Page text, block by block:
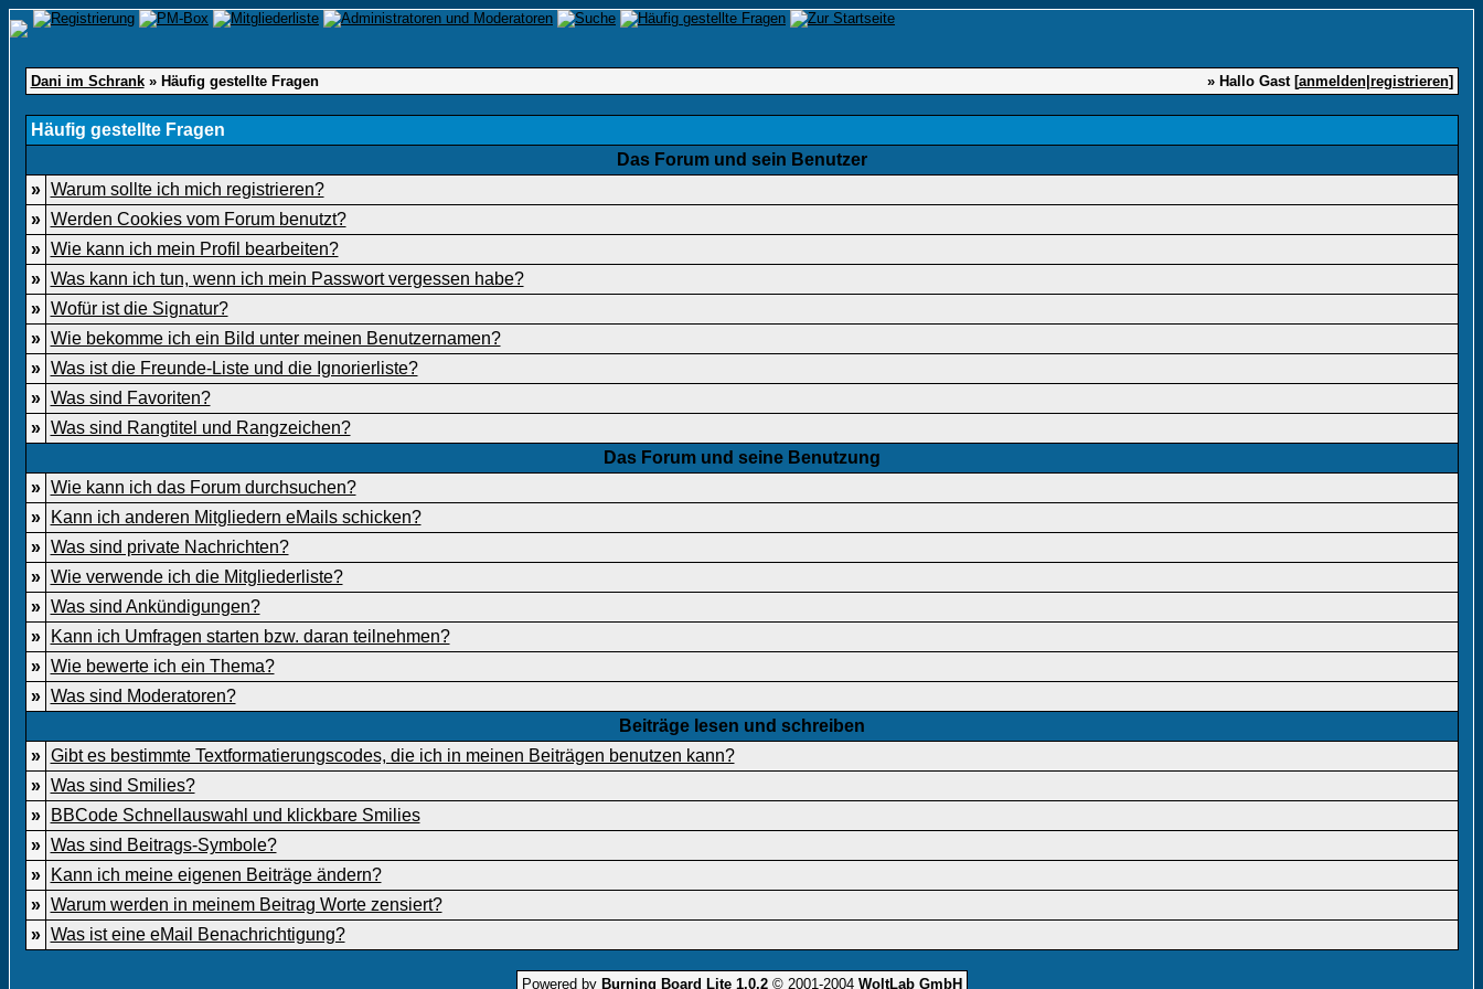
Dani im Schrank» Häufig gestellte Fragen » Hallo Gast [anmelden| registrieren]
Häufig gestellte Fragen
Das Forum und sein Benutzer
» Warum sollte ich mich registrieren?
» Werden Cookies vom Forum benutzt?
» Wie kann ich mein Profil bearbeiten?
» Was kann ich tun, wenn ich mein Passwort vergessen habe?
» Wofür ist die Signatur?
» Wie bekomme ich ein Bild unter meinen Benutzernamen?
» Was ist die Freunde-Liste und die Ignorierliste?
» Was sind Favoriten?
» Was sind Rangtitel und Rangzeichen?
Das Forum und seine Benutzung
» Wie kann ich das Forum durchsuchen?
»
Kann ich anderen Mitgliedern eMails schicken?
» Was sind private Nachrichten?
» Wie verwende ich die Mitgliederliste?
» Was sind Ankündigungen?
»
Kann ich Umfragen starten bzw. daran teilnehmen?
» Wie bewerte ich ein Thema?
» Was sind Moderatoren?
Beiträge lesen und schreiben
» Gibt es bestimmte Textformatierungscodes, die ich in meinen Beiträgen benutzen kann?
» Was sind Smilies?
»
BBCode Schnellauswahl und klickbare Smilies
» Was sind Beitrags-Symbole?
»
Kann ich meine eigenen Beiträge ändern?
» Warum werden in meinem Beitrag Worte zensiert?
» Was ist eine eMail Benachrichtigung?
Powered by Burning Board Lite 1.0.2© 2001-2004 WoltLab GmbH